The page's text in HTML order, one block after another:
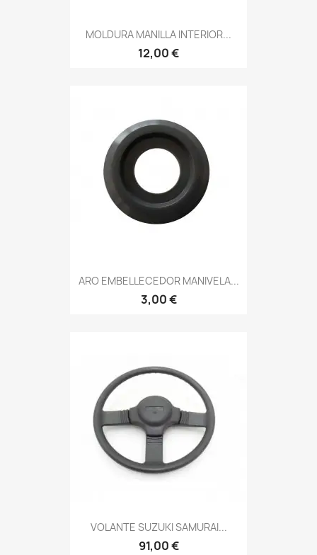
MOLDURA MANILLA INTERIOR...
12,00 €
ARO EMBELLECEDOR MANIVELA...
3,00 €
VOLANTE SUZUKI SAMURAI...
91,00 €